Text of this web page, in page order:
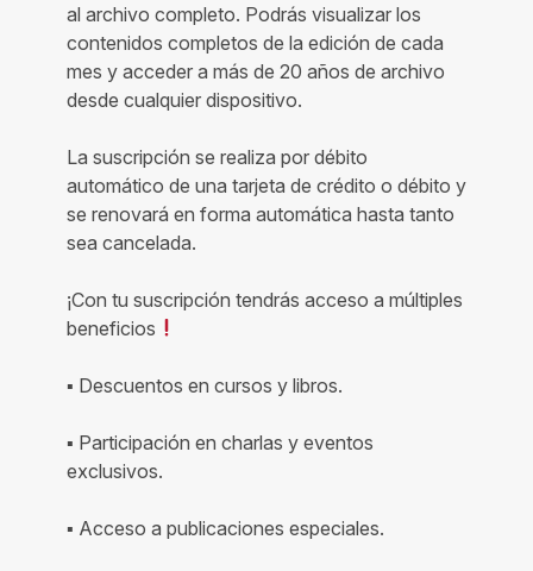
al archivo completo. Podrás visualizar los
contenidos completos de la edición de cada
mes y acceder a más de 20 años de archivo
desde cualquier dispositivo.
La suscripción se realiza por débito
automático de una tarjeta de crédito o débito y
se renovará en forma automática hasta tanto
sea cancelada.
¡Con tu suscripción tendrás acceso a múltiples
beneficios
▪ Descuentos en cursos y libros.
▪ Participación en charlas y eventos
exclusivos.
▪ Acceso a publicaciones especiales.